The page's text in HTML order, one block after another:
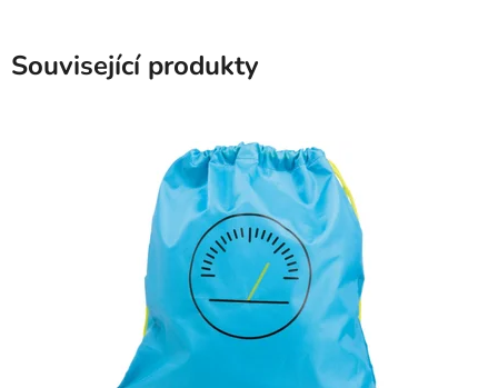
Související produkty